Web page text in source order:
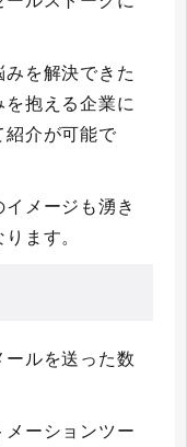
を解決できた
抱える企業に
紹介が可能で
メージも湧き
ます。
ールを送った数
メーションツー